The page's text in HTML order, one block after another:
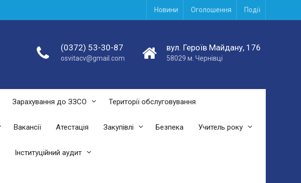
Новини Оголошення Події
(0372) 53-30-87
osvitacv@gmail.com
вул. Героїв Майдану, 176
58029 м. Чернівці
Зарахування до ЗЗСО Території обслуговування
Вакансії Атестація Закупівлі Безпека Учитель року
Інституційний аудит